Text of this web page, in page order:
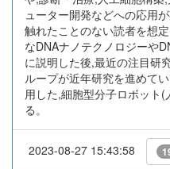
ューター開発などへの応用
触れたことのない読者を想
なDNAナノテクノロジーや
に説明した後,最近の注目研
ループが近年研究を進めて
用した,細胞型分子ロボット
る。
2023-08-27 15:43:58